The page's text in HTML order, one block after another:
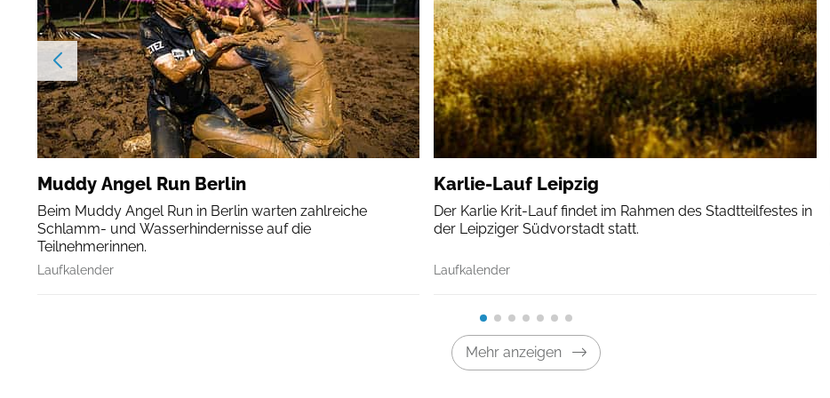
Muddy Angel Run Berlin
Beim Muddy Angel Run in Berlin warten zahlreiche
Schlamm- und Wasserhindernisse auf die
Teilnehmerinnen.
Laufkalender
Karlie-Lauf Leipzig
Der Karlie Krit-Lauf findet im Rahmen des Stadtteilfestes in
der Leipziger Südvorstadt statt.
Laufkalender
Mehr anzeigen